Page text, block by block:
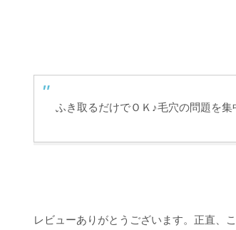
ふき取るだけでＯＫ♪毛穴の問題を集
レビューありがとうございます。正直、